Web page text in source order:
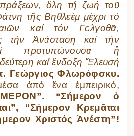
ὅλη τή ζωή τοῦ
τῆς Βηθλεέμ μέχρι τό
καί τόν Γολγοθᾶ,
τήν Ἀνάσταση καί τήν
προτυπώνουσα ἢ
καί ἔνδοξη Ἔλευσή
Γεώργιος Φλωρόφσκυ.
ἀπό ἕνα ἐμπειρικό,
“Σήμερον ὁ
“Σήμερον Κρεμᾶται
Χριστός Ἀνέστη”!